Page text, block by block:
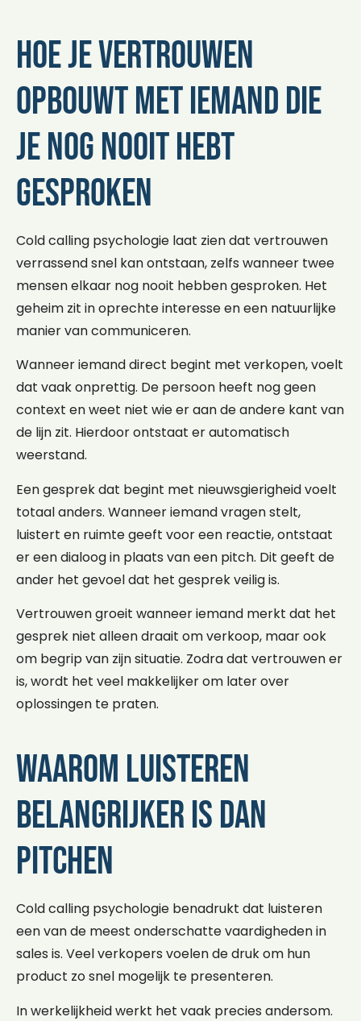
Hoe je vertrouwen
opbouwt met iemand die
je nog nooit hebt
gesproken
Cold calling psychologie laat zien dat vertrouwen
verrassend snel kan ontstaan, zelfs wanneer twee
mensen elkaar nog nooit hebben gesproken. Het
geheim zit in oprechte interesse en een natuurlijke
manier van communiceren.
Wanneer iemand direct begint met verkopen, voelt
dat vaak onprettig. De persoon heeft nog geen
context en weet niet wie er aan de andere kant van
de lijn zit. Hierdoor ontstaat er automatisch
weerstand.
Een gesprek dat begint met nieuwsgierigheid voelt
totaal anders. Wanneer iemand vragen stelt,
luistert en ruimte geeft voor een reactie, ontstaat
er een dialoog in plaats van een pitch. Dit geeft de
ander het gevoel dat het gesprek veilig is.
Vertrouwen groeit wanneer iemand merkt dat het
gesprek niet alleen draait om verkoop, maar ook
om begrip van zijn situatie. Zodra dat vertrouwen er
is, wordt het veel makkelijker om later over
oplossingen te praten.
Waarom luisteren
belangrijker is dan
pitchen
Cold calling psychologie benadrukt dat luisteren
een van de meest onderschatte vaardigheden in
sales is. Veel verkopers voelen de druk om hun
product zo snel mogelijk te presenteren.
In werkelijkheid werkt het vaak precies andersom.